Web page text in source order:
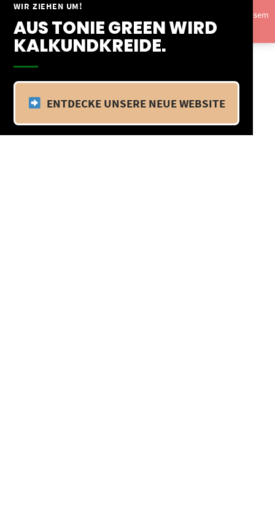
WIR ZIEHEN UM!
AUS TONIE GREEN WIRD
KALKUNDKREIDE.
ENTDECKE UNSERE NEUE WEBSITE
Springe
Inhalt
Vom 09.04.25 - 20.04.25 befinden wir uns im Betriebsurlaub. In diesem
Zeitraum findet kein Versand statt.Ausblenden